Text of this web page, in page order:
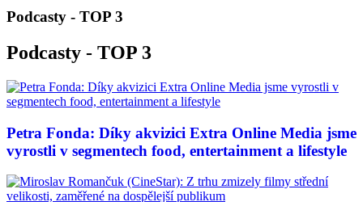
Podcasty - TOP 3
Podcasty - TOP 3
Petra Fonda: Díky akvizici Extra Online Media jsme
vyrostli v segmentech food, entertainment a lifestyle